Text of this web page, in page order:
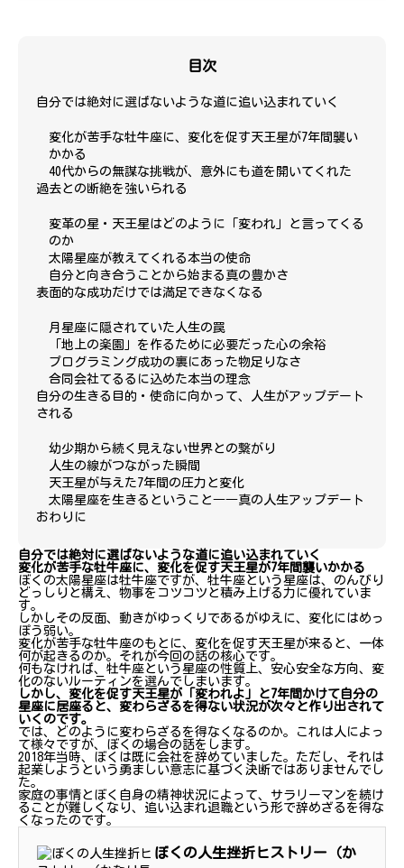
目次
自分では絶対に選ばないような道に追い込まれていく
変化が苦手な牡牛座に、変化を促す天王星が7年間襲い
かかる
40代からの無謀な挑戦が、意外にも道を開いてくれた
過去との断絶を強いられる
変革の星・天王星はどのように「変われ」と言ってくる
のか
太陽星座が教えてくれる本当の使命
自分と向き合うことから始まる真の豊かさ
表面的な成功だけでは満足できなくなる
月星座に隠されていた人生の罠
「地上の楽園」を作るために必要だった心の余裕
プログラミング成功の裏にあった物足りなさ
合同会社てるるに込めた本当の理念
自分の生きる目的・使命に向かって、人生がアップデート
される
幼少期から続く見えない世界との繋がり
人生の線がつながった瞬間
天王星が与えた7年間の圧力と変化
太陽星座を生きるということ――真の人生アップデート
おわりに
自分では絶対に選ばないような道に追い込まれていく
変化が苦手な牡牛座に、変化を促す天王星が7年間襲いかかる
ぼくの太陽星座は牡牛座ですが、牡牛座という星座は、のんびり
どっしりと構え、物事をコツコツと積み上げる力に優れていま
す。
しかしその反面、動きがゆっくりであるがゆえに、変化にはめっ
ぽう弱い。
変化が苦手な牡牛座のもとに、変化を促す天王星が来ると、一体
何が起きるのか。それが今回の話の核心です。
何もなければ、牡牛座という星座の性質上、安心安全な方向、変
化のないルーティンを選んでしまいます。
しかし、変化を促す天王星が「変われよ」と7年間かけて自分の
星座に居座ると、変わらざるを得ない状況が次々と作り出されて
いくのです。
では、どのように変わらざるを得なくなるのか。これは人によっ
て様々ですが、ぼくの場合の話をします。
2018年当時、ぼくは既に会社を辞めていました。ただし、それは
起業しようという勇ましい意志に基づく決断ではありませんでし
た。
家庭の事情とぼく自身の精神状況によって、サラリーマンを続け
ることが難しくなり、追い込まれ退職という形で辞めざるを得な
くなったのです。
ぼくの人生挫折ヒストリー（か